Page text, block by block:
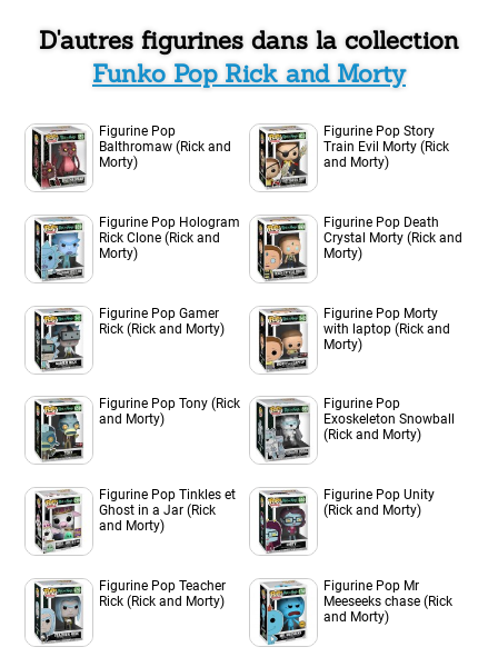
D'autres figurines dans la collection
Funko Pop Rick and Morty
Figurine Pop
Balthromaw (Rick and
Morty)
Figurine Pop Story
Train Evil Morty (Rick
and Morty)
Figurine Pop Hologram
Rick Clone (Rick and
Morty)
Figurine Pop Death
Crystal Morty (Rick and
Morty)
Figurine Pop Gamer
Rick (Rick and Morty)
Figurine Pop Morty
with laptop (Rick and
Morty)
Figurine Pop Tony (Rick
and Morty)
Figurine Pop
Exoskeleton Snowball
(Rick and Morty)
Figurine Pop Tinkles et
Ghost in a Jar (Rick
and Morty)
Figurine Pop Unity
(Rick and Morty)
Figurine Pop Teacher
Rick (Rick and Morty)
Figurine Pop Mr
Meeseeks chase (Rick
and Morty)